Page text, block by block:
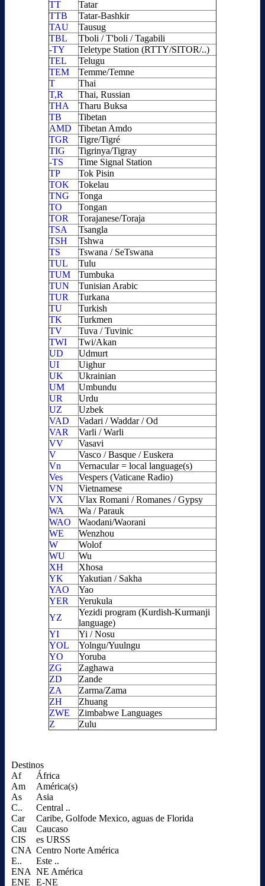
TT
Tatar
TTB
Tatar-Bashkir
TAU
Tausug
TBL
Tboli / T'boli / Tagabili
-TY
Teletype Station (RTTY/SITOR/..)
TEL
Telugu
TEM
Temme/Temne
T
Thai
T,R
Thai, Russian
THA
Tharu Buksa
TB
Tibetan
AMD
Tibetan Amdo
TGR
Tigre/Tigré
TIG
Tigrinya/Tigray
-TS
Time Signal Station
TP
Tok Pisin
TOK
Tokelau
TNG
Tonga
TO
Tongan
TOR
Torajanese/Toraja
TSA
Tsangla
TSH
Tshwa
TS
Tswana / SeTswana
TUL
Tulu
TUM
Tumbuka
TUN
Tunisian Arabic
TUR
Turkana
TU
Turkish
TK
Turkmen
TV
Tuva / Tuvinic
TWI
Twi/Akan
UD
Udmurt
UI
Uighur
UK
Ukrainian
UM
Umbundu
UR
Urdu
UZ
Uzbek
VAD
Vadari / Waddar / Od
VAR
Varli / Warli
VV
Vasavi
V
Vasco / Basque / Euskera
Vn
Vernacular = local language(s)
Ves
Vespers (Vaticane Radio)
VN
Vietnamese
VX
Vlax Romani / Romanes / Gypsy
WA
Wa / Parauk
WAO
Waodani/Waorani
WE
Wenzhou
W
Wolof
WU
Wu
XH
Xhosa
YK
Yakutian / Sakha
YAO
Yao
YER
Yerukula
YZ
Yezidi program (Kurdish-Kurmanji
language)
YI
Yi / Nosu
YOL
Yolngu/Yuulngu
YO
Yoruba
ZG
Zaghawa
ZD
Zande
ZA
Zarma/Zama
ZH
Zhuang
ZWE
Zimbabwe Languages
Z
Zulu
Destinos
Af
África
Am
América(s)
As
Asia
C..
Central ..
Car
Caribe, Golfode Mexico, aguas de Florida
Cau
Caucaso
CIS
es URSS
CNA Centro Norte América
E..
Este ..
ENA NE América
ENE
E-NE